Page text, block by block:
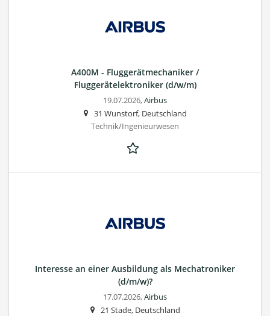
A400M - Fluggerätmechaniker /
Fluggerätelektroniker (d/w/m)
19.07.2026,Airbus
31 Wunstorf, Deutschland
Technik/Ingenieurwesen
Interesse an einer Ausbildung als Mechatroniker
(d/m/w)?
17.07.2026,Airbus
21 Stade, Deutschland